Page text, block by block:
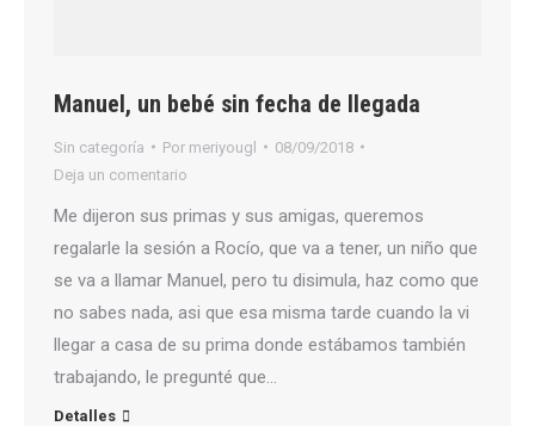
Manuel, un bebé sin fecha de llegada
Sin categoría Por meriyougl
08/09/2018
Deja un comentario
Me dijeron sus primas y sus amigas, queremos
regalarle la sesión a Rocío, que va a tener, un niño que
se va a llamar Manuel, pero tu disimula, haz como que
no sabes nada, asi que esa misma tarde cuando la vi
llegar a casa de su prima donde estábamos también
trabajando, le pregunté que…
Detalles